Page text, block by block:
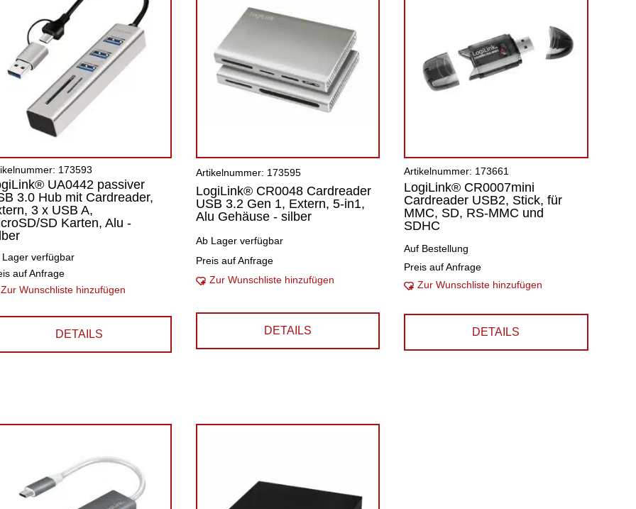
173593
UA0442 passiver
3.0 Hub mit Cardreader,
3 x USB A,
SD Karten, Alu -
Lager verfügbar
auf Anfrage
Zur Wunschliste hinzufügen
DETAILS
Artikelnummer: 173595
LogiLink® CR0048 Cardreader
USB 3.2 Gen 1, Extern, 5-in1,
Alu Gehäuse - silber
Ab Lager verfügbar
Preis auf Anfrage
Zur Wunschliste hinzufügen
DETAILS
Artikelnummer: 173661
LogiLink® CR0007mini
Cardreader USB2, Stick, für
MMC, SD, RS-MMC und
SDHC
Auf Bestellung
Preis auf Anfrage
Zur Wunschliste hinzufügen
DETAILS